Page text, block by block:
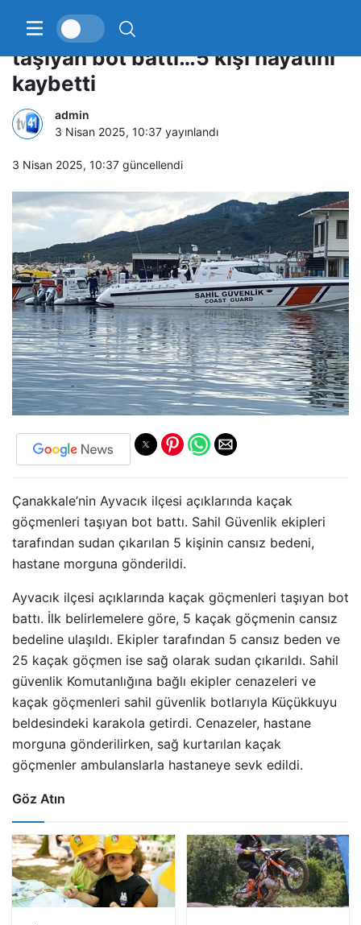
Ayvacık’ta kaçak göçmenleri
taşıyan bot battı…5 kişi hayatını
kaybetti
admin
3 Nisan 2025, 10:37 yayınlandı
3 Nisan 2025, 10:37 güncellendi
Çanakkale’nin Ayvacık ilçesi açıklarında kaçak
göçmenleri taşıyan bot battı. Sahil Güvenlik ekipleri
tarafından sudan çıkarılan 5 kişinin cansız bedeni,
hastane morguna gönderildi.
Ayvacık ilçesi açıklarında kaçak göçmenleri taşıyan bot
battı. İlk belirlemelere göre, 5 kaçak göçmenin cansız
bedeline ulaşıldı. Ekipler tarafından 5 cansız beden ve
25 kaçak göçmen ise sağ olarak sudan çıkarıldı. Sahil
güvenlik Komutanlığına bağlı ekipler cenazeleri ve
kaçak göçmenleri sahil güvenlik botlarıyla Küçükkuyu
beldesindeki karakola getirdi. Cenazeler, hastane
morguna gönderilirken, sağ kurtarılan kaçak
göçmenler ambulanslarla hastaneye sevk edildi.
Göz Atın